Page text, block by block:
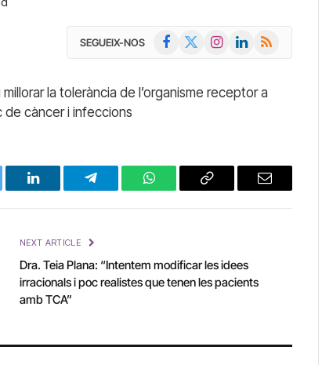
SEGUEIX-NOS Facebook InstagramLinkedIn
RSS
la tolerància de l’organisme receptor a
de càncer i infeccions
LinkedIn Telegram WhatsAppCopy
Email
NEXT ARTICLE
Dra. Teia Plana: “Intentem modificar les idees
irracionals i poc realistes que tenen les pacients
amb TCA”